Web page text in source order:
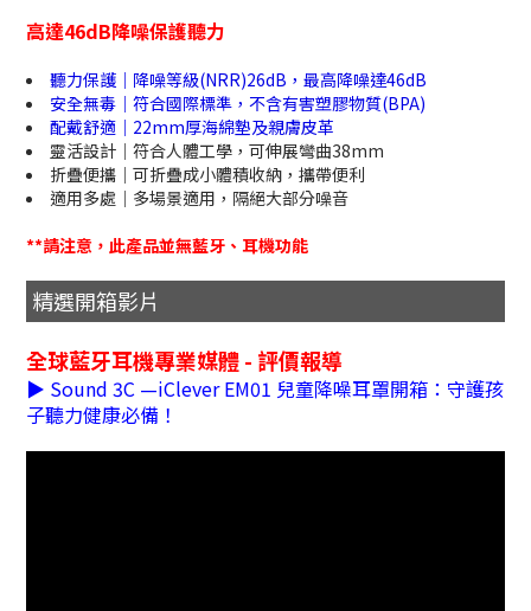
高達46dB降噪保護聽力
聽力保護｜降噪等級(NRR)26dB，最高降噪達46dB
安全無毒｜符合國際標準，不含有害塑膠物質(BPA)
配戴舒適｜22mm厚海綿墊及親膚皮革
靈活設計｜符合人體工學，可伸展彎曲38mm
折疊便攜｜可折疊成小體積收納，攜帶便利
適用多處｜多場景適用，隔絕大部分噪音
**請注意，此產品並無藍牙、耳機功能
精選開箱影片
全球藍牙耳機專業媒體 - 評價報導
▶ Sound 3C —iClever EM01 兒童降噪耳罩開箱：守護孩
子聽力健康必備！